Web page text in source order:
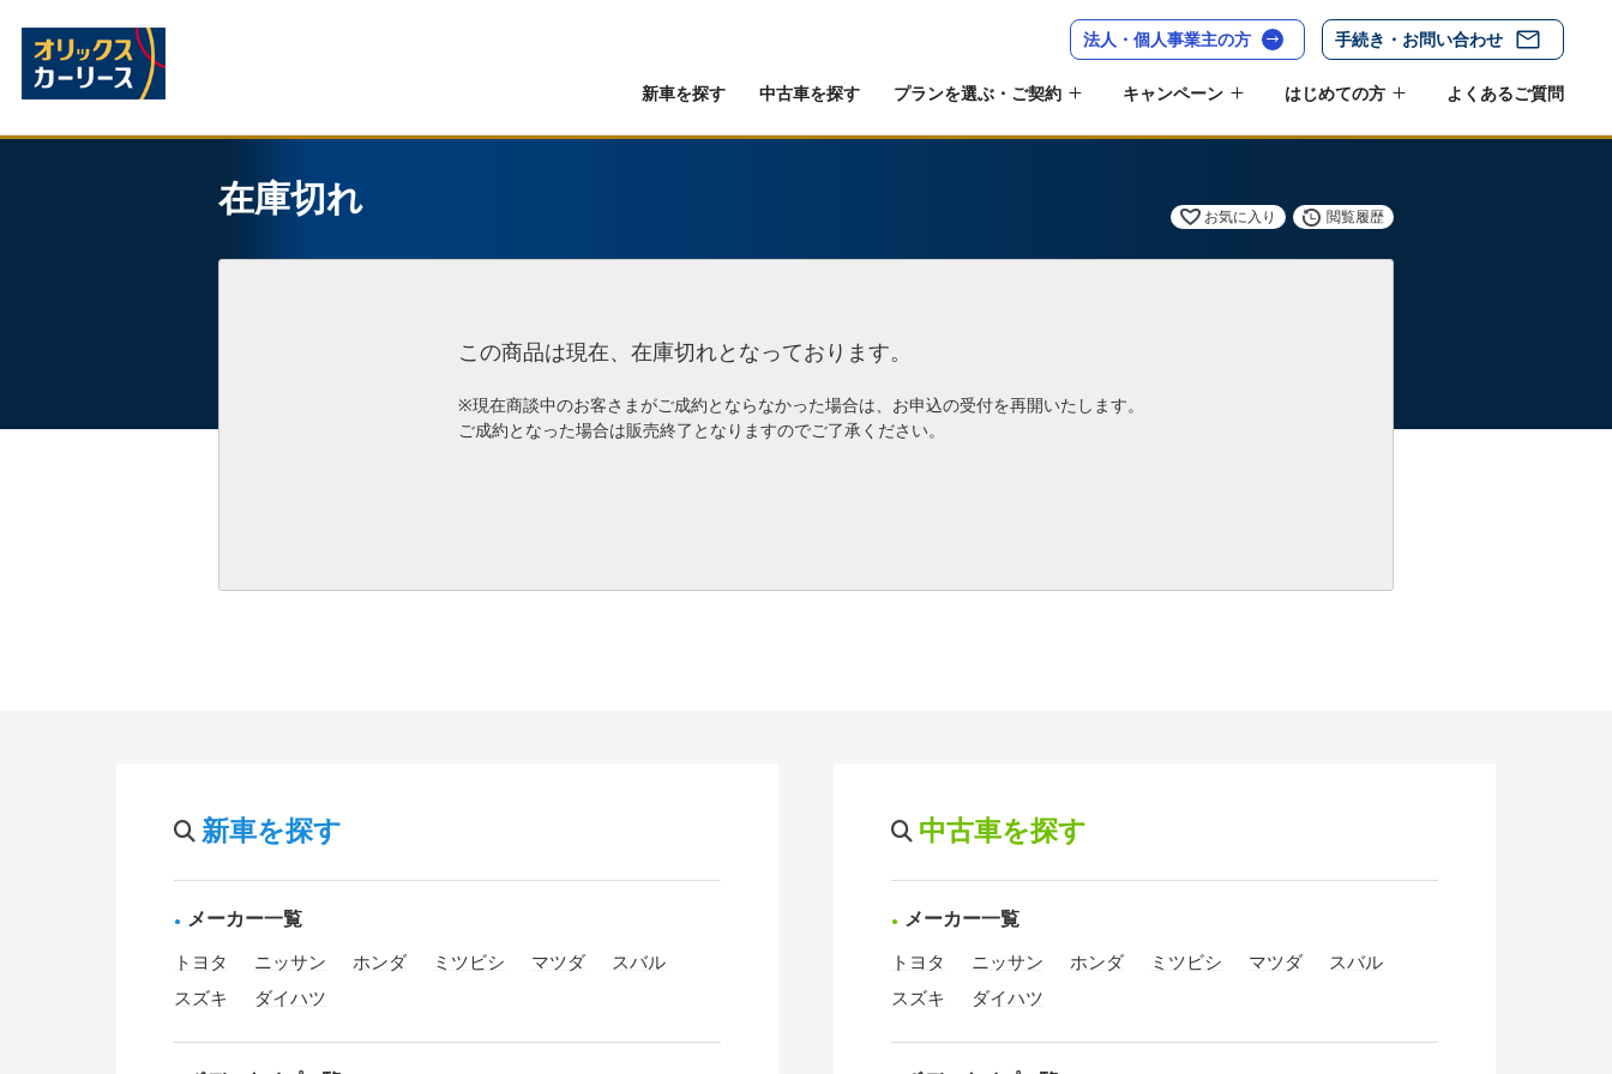
法人・個人事業主の方 手続き・お問い合わせ
新車を探す 中古車を探す プランを選ぶ・ご契約 キャンペーン はじめての方 よくあるご質問
在庫切れ お気に入り 閲覧履歴
この商品は現在、在庫切れとなっております。
※現在商談中のお客さまがご成約とならなかった場合は、お申込の受付を再開いたします。
ご成約となった場合は販売終了となりますのでご了承ください。
新車を探す
メーカー一覧
トヨタ ニッサン ホンダ ミツビシ マツダ
スバル
スズキ
ダイハツ
中古車を探す
メーカー一覧
トヨタ ニッサン ホンダ ミツビシ マツダ
スバル
スズキ
ダイハツ